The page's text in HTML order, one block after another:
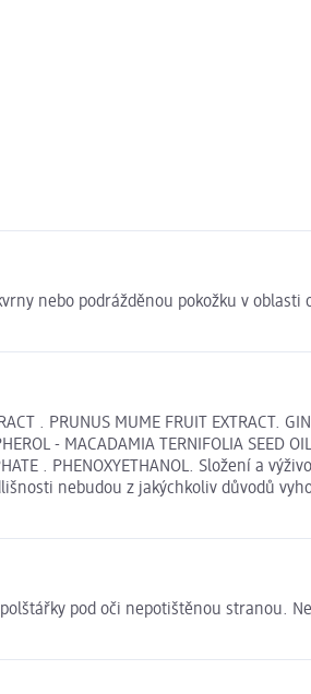
nebo podrážděnou pokožku v oblasti
. PRUNUS MUME FRUIT EXTRACT.
- MACADAMIA TERNIFOLIA SEED
. PHENOXYETHANOL. Složení a
nebudou z jakýchkoliv důvodů
pod oči nepotištěnou stranou.